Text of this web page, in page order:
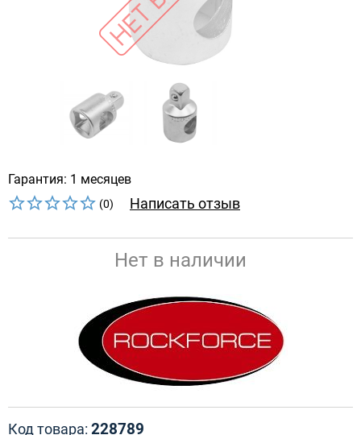
Гарантия: 1 месяцев
(0) Написать отзыв
Нет в наличии
Код товара: 228789